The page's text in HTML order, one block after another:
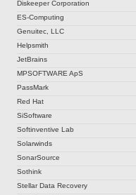
Diskeeper Corporation
ES-Computing
Genuitec, LLC
Helpsmith
JetBrains
MPSOFTWARE ApS
PassMark
Red Hat
SiSoftware
Softinventive Lab
Solarwinds
SonarSource
Sothink
Stellar Data Recovery